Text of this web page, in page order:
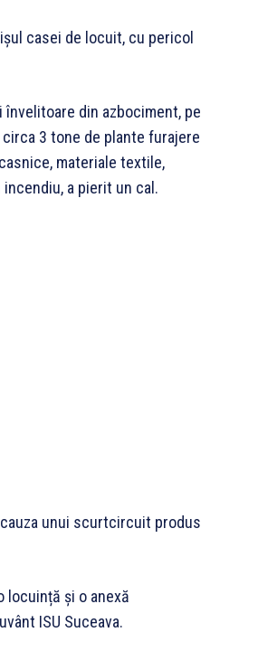
casei de locuit, cu pericol
din azbociment, pe
3 tone de plante furajere
materiale textile,
a pierit un cal.
unui scurtcircuit produs
locuință și o anexă
ISU Suceava.